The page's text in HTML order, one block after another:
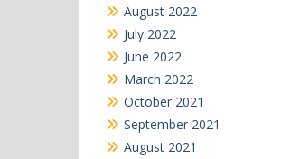
August 2022
July 2022
June 2022
March 2022
October 2021
September 2021
August 2021